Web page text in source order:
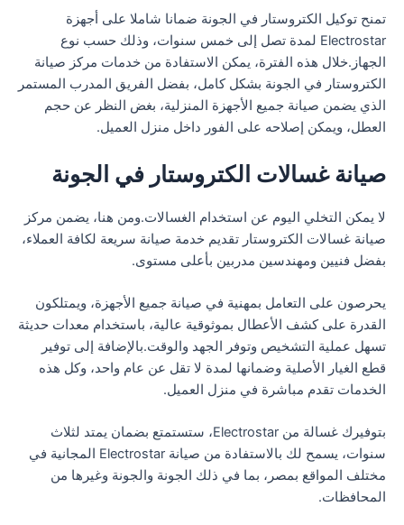
تمنح توكيل الكتروستار في الجونة ضمانا شاملا على أجهزة
Electrostar لمدة تصل إلى خمس سنوات، وذلك حسب نوع
الجهاز.خلال هذه الفترة، يمكن الاستفادة من خدمات مركز صيانة
الكتروستار في الجونة بشكل كامل، بفضل الفريق المدرب المستمر
الذي يضمن صيانة جميع الأجهزة المنزلية، بغض النظر عن حجم
العطل، ويمكن إصلاحه على الفور داخل منزل العميل.
صيانة غسالات الكتروستار في الجونة
لا يمكن التخلي اليوم عن استخدام الغسالات.ومن هنا، يضمن مركز
صيانة غسالات الكتروستار تقديم خدمة صيانة سريعة لكافة العملاء،
بفضل فنيين ومهندسين مدربين بأعلى مستوى.
يحرصون على التعامل بمهنية في صيانة جميع الأجهزة، ويمتلكون
القدرة على كشف الأعطال بموثوقية عالية، باستخدام معدات حديثة
تسهل عملية التشخيص وتوفر الجهد والوقت.بالإضافة إلى توفير
قطع الغيار الأصلية وضمانها لمدة لا تقل عن عام واحد، وكل هذه
الخدمات تقدم مباشرة في منزل العميل.
بتوفيرك غسالة من Electrostar، ستستمتع بضمان يمتد لثلاث
سنوات، يسمح لك بالاستفادة من صيانة Electrostar المجانية في
مختلف المواقع بمصر، بما في ذلك الجونة والجونة وغيرها من
المحافظات.